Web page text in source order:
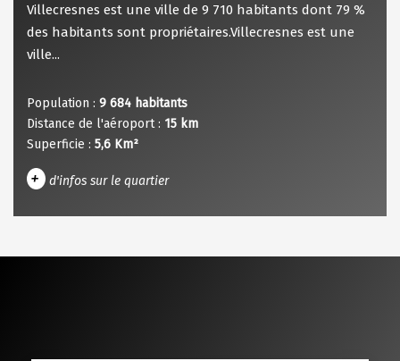
Villecresnes est une ville de 9 710 habitants dont 79 %
des habitants sont propriétaires.Villecresnes est une
ville...
Population : 9 684 habitants
Distance de l'aéroport : 15 km
Superficie : 5,6 Km²
+ d'infos sur le quartier